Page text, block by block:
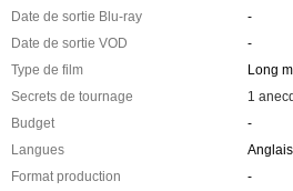
Date de sortie Blu-ray
-
Date de sortie VOD
-
Type de film
Long
Secrets de tournage
1
Budget
-
Langues
Anglais
Format production
-